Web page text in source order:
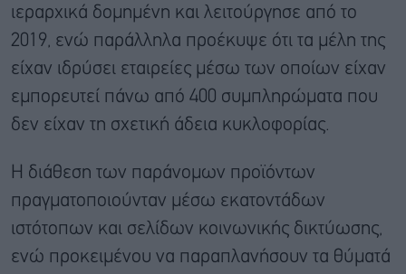
ιεραρχικά δομημένη και λειτούργησε από το
2019, ενώ παράλληλα προέκυψε ότι τα μέλη της
είχαν ιδρύσει εταιρείες μέσω των οποίων είχαν
εμπορευτεί πάνω από 400 συμπληρώματα που
δεν είχαν τη σχετική άδεια κυκλοφορίας.
Η διάθεση των παράνομων προϊόντων
πραγματοποιούνταν μέσω εκατοντάδων
ιστότοπων και σελίδων κοινωνικής δικτύωσης,
ενώ προκειμένου να παραπλανήσουν τα θύματά